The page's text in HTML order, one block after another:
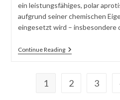
ein leistungsfähiges, polar
aufgrund seiner chemischen
eingesetzt wird – insbesondere
Continue ReadingGBL
Der
Industrie
1 2 3